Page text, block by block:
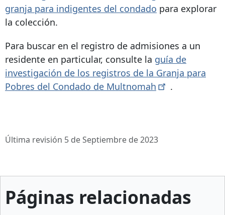
granja para indigentes del condado para explorar
la colección.
Para buscar en el registro de admisiones a un
residente en particular, consulte la guía de
investigación de los registros de la Granja para
Pobres del Condado de Multnomah .
Última revisión 5 de Septiembre de 2023
Páginas relacionadas